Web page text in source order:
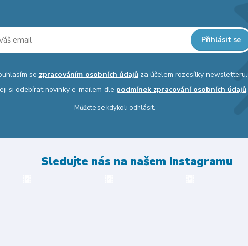
Přihlásit se
se zpracováním osobních údajůza účelem rozesílky newsletteru.
si odebírat novinky e-mailem dle podmínek zpracování osobních údajů.
Můžete se kdykoli odhlásit.
Sledujte nás na našem Instagramu